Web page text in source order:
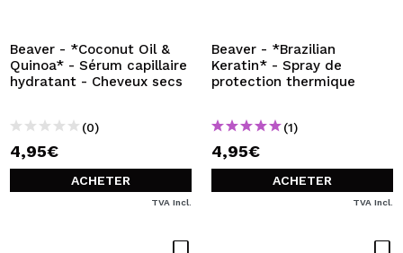
En créant un compte sur Maquibeauty.fr vous pourrez
effectuer vos achats rapidement, vérifier l'état de vos
commandes et consulter vos opérations précédentes.
Beaver - *Coconut Oil &
Quinoa* - Sérum capillaire
hydratant - Cheveux secs
(0)
4,95€
ACHETER
TVA Incl.
Beaver - *Brazilian
Keratin* - Spray de
protection thermique
(1)
4,95€
ACHETER
TVA Incl.